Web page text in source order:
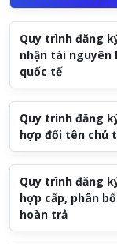
Quy trình đăng
nhận tài
quốc tế
Quy trình đăng
hợp đổi tên chủ
Quy trình đăng
hợp cấp, phân
hoàn trả